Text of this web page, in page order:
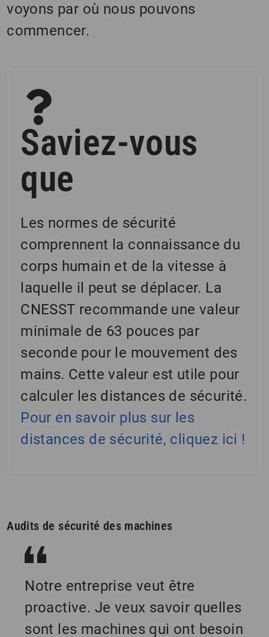
voyons par où nous pouvons
commencer.
Saviez-vous
que
Les normes de sécurité
comprennent la connaissance du
corps humain et de la vitesse à
laquelle il peut se déplacer. La
CNESST recommande une valeur
minimale de 63 pouces par
seconde pour le mouvement des
mains. Cette valeur est utile pour
calculer les distances de sécurité.
Pour en savoir plus sur les
distances de sécurité, cliquez ici !
Audits de sécurité des machines
Notre entreprise veut être
proactive. Je veux savoir quelles
sont les machines qui ont besoin